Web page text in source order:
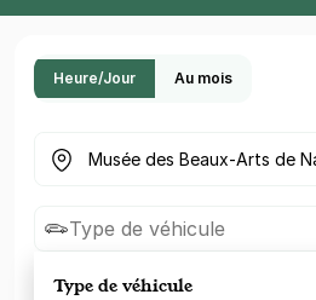
Heure/Jour Au mois
Où cherchez-vous un parking ?
Type de véhicule
Type de véhicule